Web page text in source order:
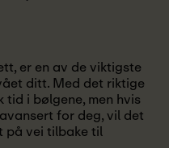
er en av de viktigste
ditt. Med det riktige
i bølgene, men hvis
for deg, vil det
på vei tilbake til